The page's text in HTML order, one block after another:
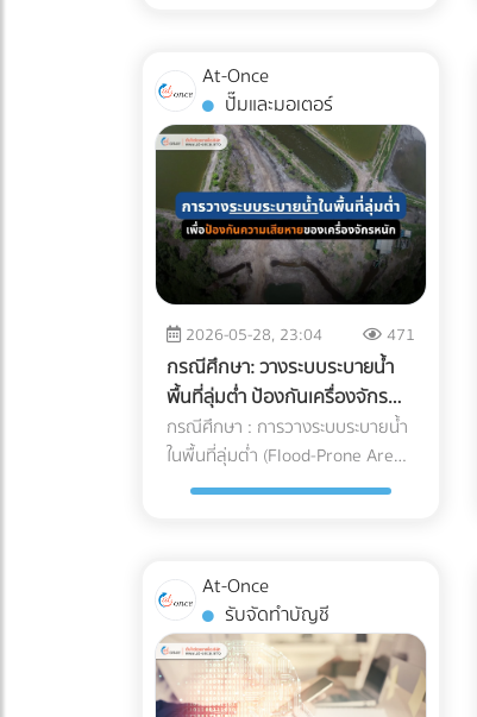
ไฟฟ้าลัดวงจรเมื่อเปิดใช้งาน การ
เอียงและการกระแทก (Tilt & Drop):
เครื่องมือขนาดใหญ่บางชนิดถูกระบุ
ไว้ในคู่มือวิศวกรรมเลยว่า "ห้าม
เอียงเกินกี่องศา" การใช้พนักงานยก
ของ (Porter) ทั่วไปที่ไม่มีความ
เชี่ยวชาญ อาจทำให้สารทำความเย็น
รั่วไหล หรือแกนกลไกภายในเครื่อง
มือเสียสมดุลไปตลอดกาล
มาตรฐาน Logistics แบบไหนที่
ธุรกิจเครื่องมือแพทย์ต้องมองหา?
ผู้ให้บริการขนส่ง (3PL) ระดับ
พรีเมียมที่จะมาดูแลสินค้าหลักล้าน
ของคุณ ควรต้องมีคุณสมบัติและ
เทคโนโลยีที่ออกแบบมาเพื่อการ
แพทย์โดยเฉพาะ ดังนี้: รถขนส่งระบบ
ต้องใช้รถบรรทุกที่ติดตั้งช่วงล่าง
แบบถุงลมเท่านั้น เพื่อดูดซับแรงสั่น
สะเทือนและแรงกระแทกจากพื้นถนน
ให้เหลือน้อยที่สุด คุ้มครองเซนเซอร์
ภายในเครื่องจักรให้อยู่ในสภาพ
แท็งก์น้ำเท่านั้น ไม่ได้เผื่อสำหรับการ
รับน้ำหนักของกระถางต้นไม้ขนาด
ใหญ่ ดินอุ้มน้ำ พื้นไม้เทียม หรือ
จำนวนคนที่ขึ้นไปรวมตัวกันหนาแน่น
สิ่งที่ต้องทำ: ควรปรึกษาวิศวกร
โครงสร้างเพื่อประเมินความสามารถ
ในการรับน้ำหนัก (Live Load และ
Dead Load) ก่อนตัดสินใจเทปูนเพิ่ม
หรือนำของหนักขึ้นไปติดตั้ง เพื่อ
ป้องกันอันตรายจากโครงสร้างทรุด
ตัว 2. กฎหมายอาคารและทางหนีไฟ
(Safety Regulations) การเปลี่ยน
พื้นที่ดาดฟ้าให้เป็นพื้นที่สาธารณะที่
มีคนใช้งานจำนวนมาก ต้องคำนึง
ถึงกฎหมายควบคุมอาคารอย่าง
เคร่งครัด สิ่งที่ต้องทำ: ตรวจสอบ
หรือไม่ นอกจากนี้ต้องมีป้ายบอก
ทางหนีไฟที่ชัดเจน ระบบแสงสว่าง
ฉุกเฉิน และบันไดที่กว้างพอสำหรับ
การอพยพผู้คนหากเกิดเหตุฉุกเฉิน
3. สภาพการระบายน้ำ (Drainage
ต้นให้กับองค์กร การมองหา
ซัพพลายเออร์ที่เสนอราคา "ชิ้นส่วน
อะไหล่ (AC Parts)" ได้ถูกที่สุด จึงดู
เหมือนจะเป็นทางออกที่สมเหตุสม
ผล... แต่ในโลกของการผลิตระดับ
อุตสาหกรรม การตัดสินใจด้วย
"ราคาป้าย" เพียงอย่างเดียว อาจนำ
มาซึ่ง "ต้นทุนแฝง (Hidden Costs)"
มหาศาลที่กัดกินกำไรของบริษัทใน
ระยะยาวโดยที่คุณไม่รู้ตัว 3 ต้นทุน
แฝงสุดอันตราย จากการใช้อะไหล่
แอร์ที่ไม่ได้มาตรฐาน การประกอบ
เครื่องปรับอากาศหนึ่งเครื่อง
ประกอบไปด้วยชิ้นส่วนกลไก
(Mechanical Parts) ที่ต้องทนต่อ
ได้มาตรฐาน นี่คือสิ่งที่อาจต้องจ่าย
คืนในภายหลัง: 1. ต้นทุนจากของ
เสียและเวลาสูญเปล่าในไลน์ผลิต
(False Reject & Downtime) อะไหล่
ที่ราคาถูกมักจะแลกมากับการ
At-Once
ปั๊มและมอเตอร์
2026-05-28, 23:04 471
กรณีศึกษา: วางระบบระบายน้ำ
พื้นที่ลุ่มต่ำ ป้องกันเครื่องจักร
หนักเสียหายจากน้ำท่วม
กรณีศึกษา : การวางระบบระบายน้ำ
ในพื้นที่ลุ่มต่ำ (Flood-Prone Area)
เพื่อป้องกันความเสียหายของ
เฉพาะเมื่อไซต์งานตั้งอยู่ใน พื้นที่ลุ่ม
ต่ำ ปัญหาน้ำท่วมไซต์งานไม่เพียงแต่
ทำให้โครงการล่าช้า แต่ยังสร้าง
ความเสียหายหลักล้านบาทหาก
At-Once
รับจัดทำบัญชี